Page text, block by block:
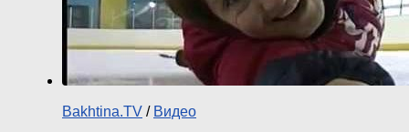
Bakhtina.TV / Видео